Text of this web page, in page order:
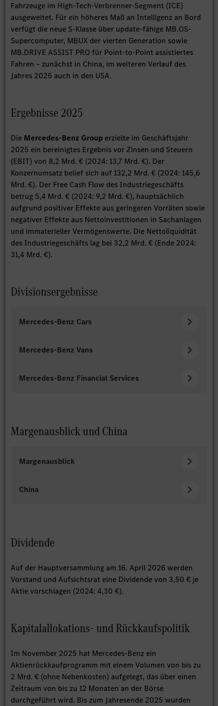
Fahrzeuge im High-Tech-Verbrenner-Segment (ICE)
ausgeweitet. Für ein höheres Maß an Intelligenz an Bord
verfügt die neue S-Klasse über update-fähige MB.OS-
Supercomputer, MBUX der vierten Generation sowie
MB.DRIVE ASSIST PRO für Point-to-Point assistiertes
Fahren – zunächst in China, im weiteren Verlauf des
Jahres 2026 auch in den USA.
Ergebnisse 2025
Die Mercedes-Benz Group erzielte im Geschäftsjahr
2025 ein bereinigtes Ergebnis vor Zinsen und Steuern
(EBIT) von 8,2 Mrd. € (2024: 13,7 Mrd. €). Der
Konzernumsatz belief sich auf 132,2 Mrd. € (2024: 145,6
Mrd. €). Der Free Cash Flow des Industriegeschäfts
betrug 5,4 Mrd. € (2024: 9,2 Mrd. €), hauptsächlich
aufgrund positiver Effekte aus geringeren Vorräten sowie
negativer Effekte aus Nettoinvestitionen in Sachanlagen
und immaterieller Vermögenswerte. Die Nettoliquidität
des Industriegeschäfts lag bei 32,2 Mrd. € (Ende 2024:
31,4 Mrd. €).
Divisionsergebnisse
Mercedes-Benz Cars
Mercedes-Benz Vans
Mercedes-Benz Financial Services
Margenausblick und China
Margenausblick
China
Dividende
Auf der Hauptversammlung am 16. April 2026 werden
Vorstand und Aufsichtsrat eine Dividende von 3,50 € je
Aktie vorschlagen (2024: 4,30 €).
Kapitalallokations- und Rückkaufspolitik
Im November 2025 hat Mercedes-Benz ein
Aktienrückkaufprogramm mit einem Volumen von bis zu
2 Mrd. € (ohne Nebenkosten) aufgelegt, das über einen
Zeitraum von bis zu 12 Monaten an der Börse
durchgeführt wird. Bis zum Jahresende 2025 wurden